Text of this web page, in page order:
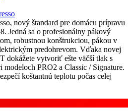
nový štandard pre domácu prípravu
Jedná sa o profesionálny pákový
robustnou konštrukciou, pákou v
predohrevom. Vďaka novej
dokážete vytvoriť ešte väčší tlak s
modeloch PRO2 a Classic / Signature.
koštantnú teplotu počas celej